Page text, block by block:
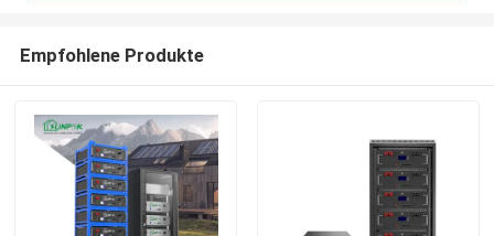
Empfohlene Produkte